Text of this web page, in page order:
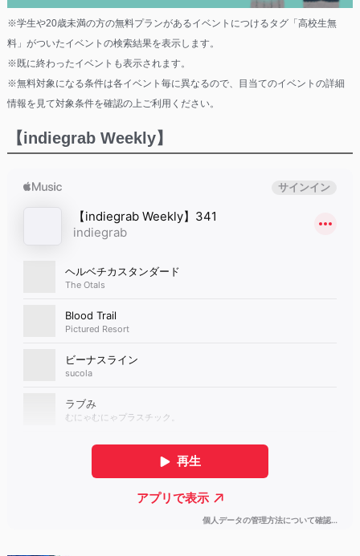
※学生や20歳未満の方の無料プランがあるイベントにつけるタグ「高校生無
料」がついたイベントの検索結果を表示します。
※既に終わったイベントも表示されます。
※無料対象になる条件は各イベント毎に異なるので、目当てのイベントの詳細
情報を見て対象条件を確認の上ご利用ください。
【indiegrab Weekly】